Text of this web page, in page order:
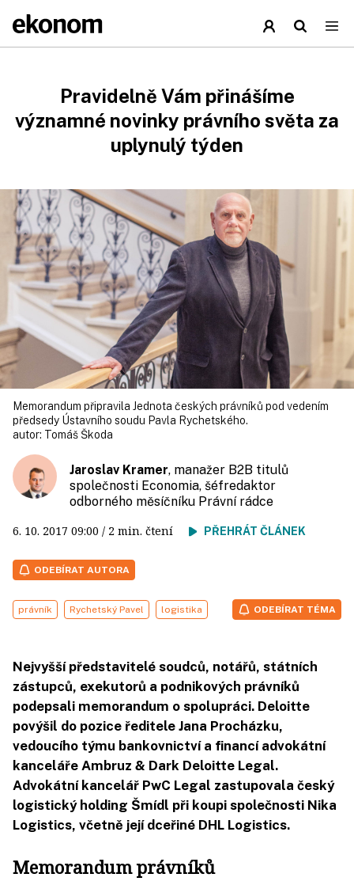
Pravidelně Vám přinášíme
významné novinky právního světa za
uplynulý týden
Memorandum připravila Jednota českých právníků pod vedením
předsedy Ústavního soudu Pavla Rychetského.
autor: Tomáš Škoda
Jaroslav Kramer, manažer B2B titulů
společnosti Economia, šéfredaktor
odborného měsíčníku Právní rádce
6. 10. 2017 09:00 / 2 min. čtení PŘEHRÁT ČLÁNEK
ODEBÍRAT AUTORA
právník Rychetský Pavel logistika ODEBÍRAT TÉMA
Nejvyšší představitelé soudců, notářů, státních
zástupců, exekutorů a podnikových právníků
podepsali memorandum o spolupráci. Deloitte
povýšil do pozice ředitele Jana Procházku,
vedoucího týmu bankovnictví a financí advokátní
kanceláře Ambruz & Dark Deloitte Legal.
Advokátní kancelář PwC Legal zastupovala český
logistický holding Šmídl při koupi společnosti Nika
Logistics, včetně její dceřiné DHL Logistics.
Memorandum právníků